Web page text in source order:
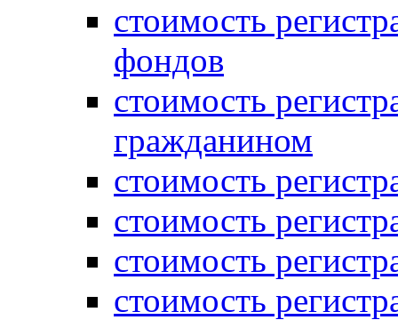
стоимость
фондов
стоимость
гражданином
стоимость
стоимость
стоимость
стоимость